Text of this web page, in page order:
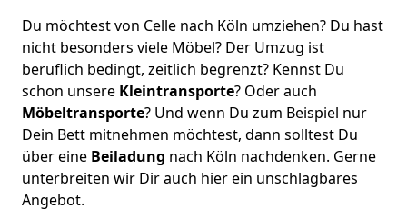
Du möchtest von Celle nach Köln umziehen? Du hast
nicht besonders viele Möbel? Der Umzug ist
beruflich bedingt, zeitlich begrenzt? Kennst Du
schon unsere Kleintransporte? Oder auch
Möbeltransporte? Und wenn Du zum Beispiel nur
Dein Bett mitnehmen möchtest, dann solltest Du
über eine Beiladung nach Köln nachdenken. Gerne
unterbreiten wir Dir auch hier ein unschlagbares
Angebot.